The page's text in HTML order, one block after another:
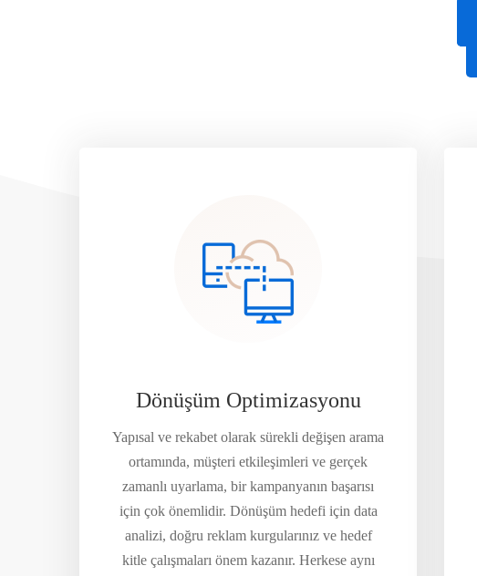
Dönüşüm Optimizasyonu
Yapısal ve rekabet olarak sürekli değişen arama
ortamında, müşteri etkileşimleri ve gerçek
zamanlı uyarlama, bir kampanyanın başarısı
için çok önemlidir. Dönüşüm hedefi için data
analizi, doğru reklam kurgularınız ve hedef
kitle çalışmaları önem kazanır. Herkese aynı